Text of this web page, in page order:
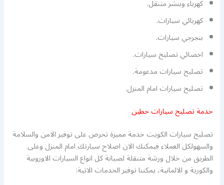
كهرباء وبنشر متنقل.
كهربائي سيارات.
بنجرجي سيارات.
اخصائي تصليخ سيارات.
تصليح سيارات مدعومة.
تصليح سيارات امام المنزل.
خدمة تصليح سيارات حطين
تصليح سيارات الكويت خدمة مميزة تحرص على توفير الامن والسلامة
والسهولكل العملاء فيمكنك الان اصلاح سيارتك امام المنزل وعلى
الطريق من خلال ورشة متنقلة لصيانة كل انواع السيارات الاوروبية
والكورية و الالمانية، يمكننا توفير الخدمات الاتية: